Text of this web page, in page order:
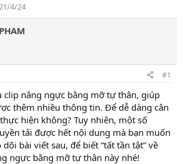
N
à
4/24
#1
clip nâng ngực bằng mỡ tự thân, giúp
thêm nhiều thông tin. Để dễ dàng cân
hiện không? Tuy nhiên, một số
tải được hết nội dung mà bạn muốn
bài viết sau, để biết “tất tần tật” về
ngực bằng mỡ tự thân này nhé!